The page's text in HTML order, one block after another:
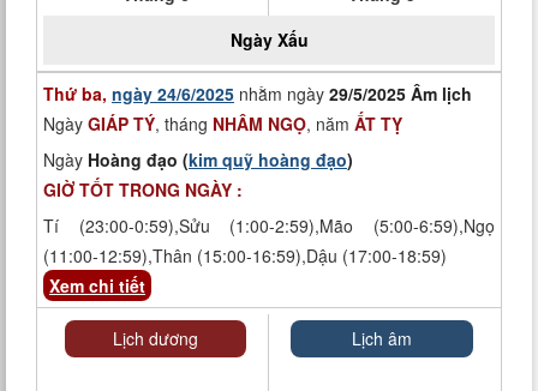
Ngày Xấu
Thứ ba, ngày 24/6/2025 nhằm ngày 29/5/2025 Âm lịch
Ngày GIÁP TÝ, tháng NHÂM NGỌ, năm ẤT TỴ
Ngày Hoàng đạo (kim quỹ hoàng đạo)
GIỜ TỐT TRONG NGÀY :
Tí (23:00-0:59),Sửu (1:00-2:59),Mão (5:00-6:59),Ngọ
(11:00-12:59),Thân (15:00-16:59),Dậu (17:00-18:59)
Xem chi tiết
Lịch dương Lịch âm